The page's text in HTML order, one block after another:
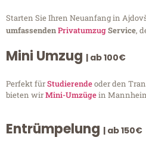
Starten Sie Ihren Neuanfang in
umfassendenPrivatumzugService,
Mini Umzug | ab 100€
Perfekt fürStudierendeoder den
bieten wirMini-Umzügein
Entrümpelung | ab 150€